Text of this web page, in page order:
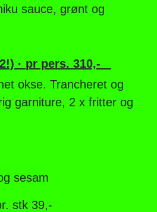
sauce, grønt og
· pr pers. 310,-
okse. Trancheret og
garniture, 2 x fritter og
sesam
stk 39,-